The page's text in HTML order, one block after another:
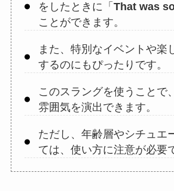
をしたときに「 That was
ことができます。
また、特別なイベントや楽
するのにもぴったりです。
このスラングを使うことで
雰囲気を演出できます。
ただし、年齢層やシチュエ
ては、使い方に注意が必要